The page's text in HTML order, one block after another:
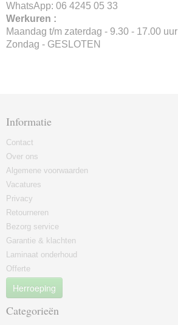
WhatsApp: 06 4245 05 33
Werkuren :
Maandag t/m zaterdag - 9.30 - 17.00 uur
Zondag - GESLOTEN
Informatie
Contact
Over ons
Algemene voorwaarden
Vacatures
Privacy
Retourneren
Bezorg service
Garantie & klachten
Laminaat onderhoud
Offerte
Herroeping
Categorieën